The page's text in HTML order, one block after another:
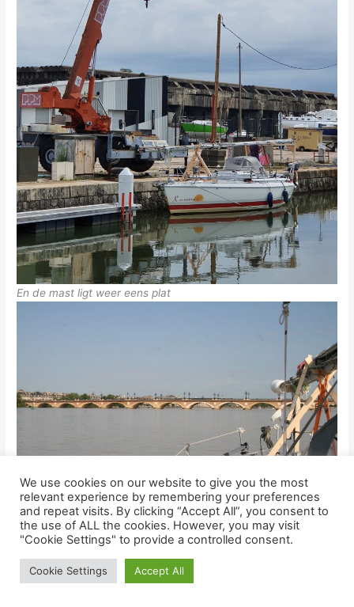
En de mast ligt weer eens plat
Varen op de Garonne om een afmeerplek te zoeken zo dicht
mogelijk bij het Gare St.Jean wij komen terecht vlak voor de
Pont de Pierre
We use cookies on our website to give you the most
relevant experience by remembering your preferences
and repeat visits. By clicking “Accept All”, you consent to
the use of ALL the cookies. However, you may visit
"Cookie Settings" to provide a controlled consent.
Cookie Settings Accept All